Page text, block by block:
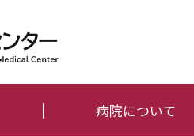
病院について